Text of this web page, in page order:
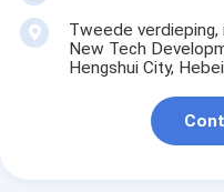
Tweede verdieping,
New Tech
Hengshui City, Hebei